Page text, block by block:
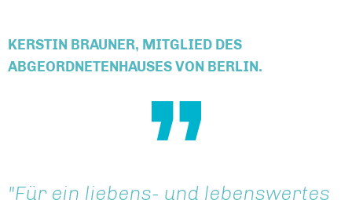
KERSTIN BRAUNER, MITGLIED DES
ABGEORDNETENHAUSES VON BERLIN.
"Für ein liebens- und lebenswertes